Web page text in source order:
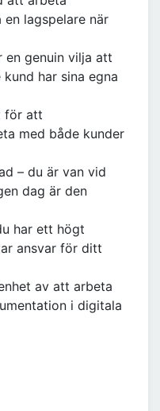
lagspelare när
en genuin vilja att
har sina egna
för att
med både kunder
– du är van vid
dag är den
har ett högt
ansvar för ditt
av att arbeta
i digitala